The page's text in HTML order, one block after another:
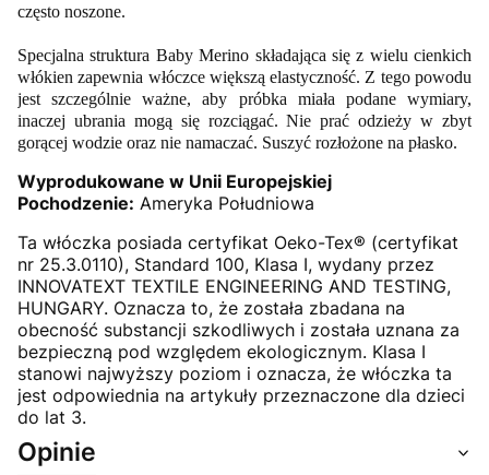
często noszone.
Specjalna struktura Baby Merino składająca się z wielu cienkich
włókien zapewnia włóczce większą elastyczność. Z tego powodu
jest szczególnie ważne, aby próbka miała podane wymiary,
inaczej ubrania mogą się rozciągać. Nie prać odzieży w zbyt
gorącej wodzie oraz nie namaczać. Suszyć rozłożone na płasko.
Wyprodukowane w Unii Europejskiej
Pochodzenie: Ameryka Południowa
Ta włóczka posiada certyfikat Oeko-Tex® (certyfikat
nr 25.3.0110), Standard 100, Klasa I, wydany przez
INNOVATEXT TEXTILE ENGINEERING AND TESTING,
HUNGARY. Oznacza to, że została zbadana na
obecność substancji szkodliwych i została uznana za
bezpieczną pod względem ekologicznym. Klasa I
stanowi najwyższy poziom i oznacza, że włóczka ta
jest odpowiednia na artykuły przeznaczone dla dzieci
do lat 3.
Opinie